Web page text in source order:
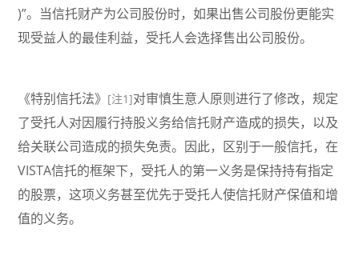
)”。当信托财产为公司股份时，如果出售公司股份更能实
现受益人的最佳利益，受托人会选择售出公司股份。
《特别信托法》 [注1]对审慎生意人原则进行了修改，规定
了受托人对因履行持股义务给信托财产造成的损失，以及
给关联公司造成的损失免责。因此，区别于一般信托，在
VISTA信托的框架下，受托人的第一义务是保持持有指定
的股票，这项义务甚至优先于受托人使信托财产保值和增
值的义务。